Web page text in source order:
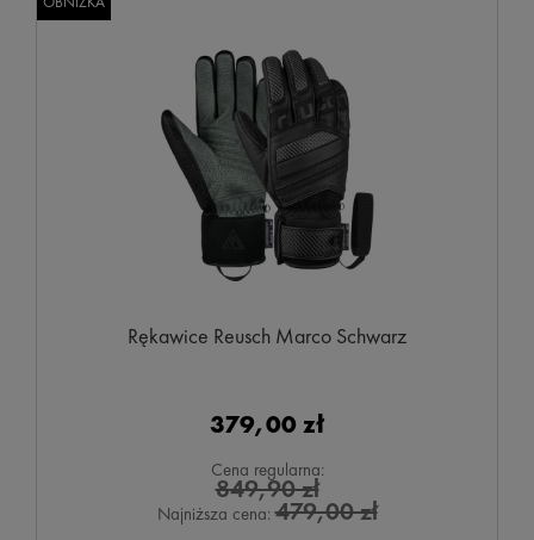
Rękawice Reusch Marco Schwarz
379,00 zł
Cena regularna:
849,90 zł
Najniższa cena:479,00 zł